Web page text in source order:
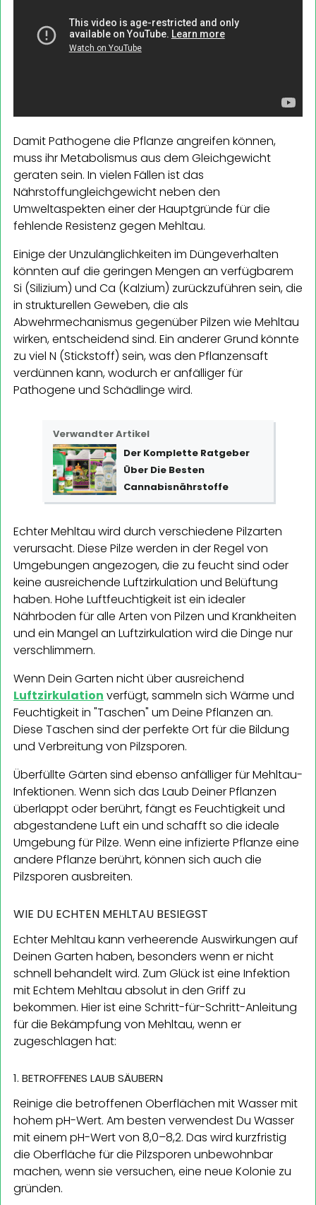
Damit Pathogene die Pflanze angreifen können,
muss ihr Metabolismus aus dem Gleichgewicht
geraten sein. In vielen Fällen ist das
Nährstoffungleichgewicht neben den
Umweltaspekten einer der Hauptgründe für die
fehlende Resistenz gegen Mehltau.
Einige der Unzulänglichkeiten im Düngeverhalten
könnten auf die geringen Mengen an verfügbarem
Si (Silizium) und Ca (Kalzium) zurückzuführen sein, die
in strukturellen Geweben, die als
Abwehrmechanismus gegenüber Pilzen wie Mehltau
wirken, entscheidend sind. Ein anderer Grund könnte
zu viel N (Stickstoff) sein, was den Pflanzensaft
verdünnen kann, wodurch er anfälliger für
Pathogene und Schädlinge wird.
Verwandter Artikel
Der Komplette Ratgeber
Über Die Besten
Cannabisnährstoffe
Echter Mehltau wird durch verschiedene Pilzarten
verursacht. Diese Pilze werden in der Regel von
Umgebungen angezogen, die zu feucht sind oder
keine ausreichende Luftzirkulation und Belüftung
haben. Hohe Luftfeuchtigkeit ist ein idealer
Nährboden für alle Arten von Pilzen und Krankheiten
und ein Mangel an Luftzirkulation wird die Dinge nur
verschlimmern.
Wenn Dein Garten nicht über ausreichend
Luftzirkulation verfügt, sammeln sich Wärme und
Feuchtigkeit in "Taschen" um Deine Pflanzen an.
Diese Taschen sind der perfekte Ort für die Bildung
und Verbreitung von Pilzsporen.
Überfüllte Gärten sind ebenso anfälliger für Mehltau-
Infektionen. Wenn sich das Laub Deiner Pflanzen
überlappt oder berührt, fängt es Feuchtigkeit und
abgestandene Luft ein und schafft so die ideale
Umgebung für Pilze. Wenn eine infizierte Pflanze eine
andere Pflanze berührt, können sich auch die
Pilzsporen ausbreiten.
WIE DU ECHTEN MEHLTAU BESIEGST
Echter Mehltau kann verheerende Auswirkungen auf
Deinen Garten haben, besonders wenn er nicht
schnell behandelt wird. Zum Glück ist eine Infektion
mit Echtem Mehltau absolut in den Griff zu
bekommen. Hier ist eine Schritt-für-Schritt-Anleitung
für die Bekämpfung von Mehltau, wenn er
zugeschlagen hat:
1. BETROFFENES LAUB SÄUBERN
Reinige die betroffenen Oberflächen mit Wasser mit
hohem pH-Wert. Am besten verwendest Du Wasser
mit einem pH-Wert von 8,0–8,2. Das wird kurzfristig
die Oberfläche für die Pilzsporen unbewohnbar
machen, wenn sie versuchen, eine neue Kolonie zu
gründen.